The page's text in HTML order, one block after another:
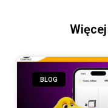
BLOG